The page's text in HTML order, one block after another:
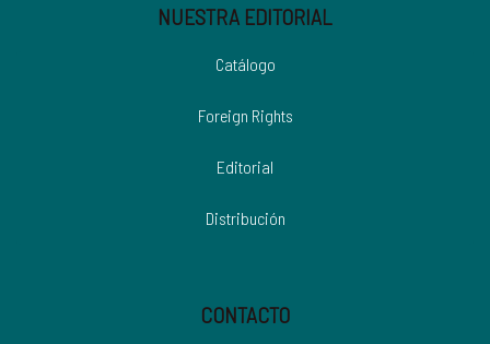
NUESTRA EDITORIAL
Catálogo
Foreign Rights
Editorial
Distribución
CONTACTO